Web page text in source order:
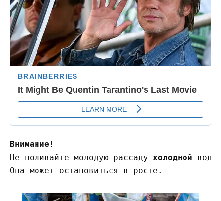
Внимание!
Не поливайте молодую рассаду холодной
Она может остановиться в росте.